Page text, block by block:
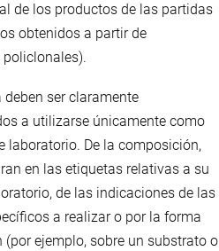
de los productos de las partidas
obtenidos a partir de
ser claramente
a utilizarse únicamente como
laboratorio. De la composición,
en las etiquetas relativas a su
de las indicaciones de las
a realizar o por la forma
(por ejemplo, sobre un substrato o